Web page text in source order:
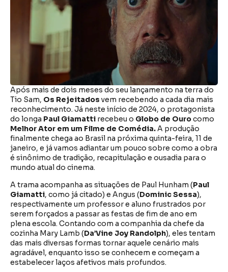
Após mais de dois meses do seu lançamento na terra do
Tio Sam, Os Rejeitados vem recebendo a cada dia mais
reconhecimento. Já neste início de 2024, o protagonista
do longa Paul Giamatti recebeu o Globo de Ourocomo
Melhor Ator em um Filme de Comédia.A produção
finalmente chega ao Brasil na próxima quinta-feira, 11 de
janeiro, e já vamos adiantar um pouco sobre como a obra
é sinônimo de tradição, recapitulação e ousadia para o
mundo atual do cinema.
A trama acompanha as situações de Paul Hunham (Paul
Giamatti, como já citado) e Angus (Dominic Sessa),
respectivamente um professor e aluno frustrados por
serem forçados a passar as festas de fim de ano em
plena escola. Contando com a companhia da chefe da
cozinha Mary Lamb (Da’Vine Joy Randolph), eles tentam
das mais diversas formas tornar aquele cenário mais
agradável, enquanto isso se conhecem e começam a
estabelecer laços afetivos mais profundos.